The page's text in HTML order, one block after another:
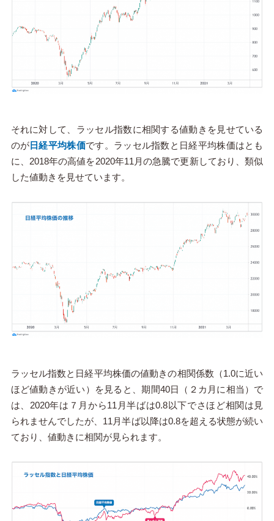
それに対して、ラッセル指数に相関する値動きを見せている
のが 日経平均株価です。ラッセル指数と日経平均株価はとも
に、2018年の高値を2020年11月の急騰で更新しており、類似
した値動きを見せています。
ラッセル指数と日経平均株価の値動きの相関係数（1.0に近い
ほど値動きが近い）を見ると、期間40日（２カ月に相当）で
は、2020年は７月から11月半ばは0.8以下でさほど相関は見
られませんでしたが、11月半ば以降は0.8を超える状態が続い
ており、値動きに相関が見られます。